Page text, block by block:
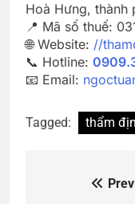
Hoà Hưng, thành
📍 Mã số thuế:
🌐 Website: //
📞 Hotline:
📧 Email:
Tagged: thẩm